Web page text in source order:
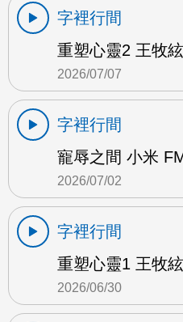
字裡行間
重塑心靈2 王牧
2026/07/07
字裡行間
寵辱之間 小米
2026/07/02
字裡行間
重塑心靈1 王牧
2026/06/30